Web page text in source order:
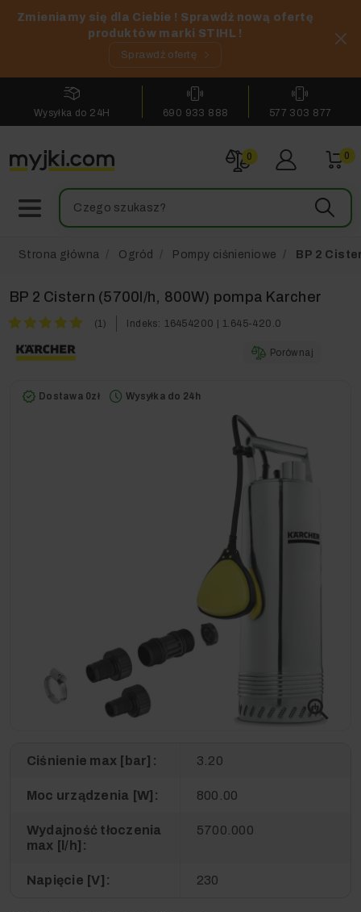
Zmieniamy się dla Ciebie ! Sprawdź nową ofertę
produktów marki STIHL !
Sprawdź ofertę
Wysyłka do 24H 690 933 888 577 303 877
0 0
Strona główna Ogród Pompy ciśnieniowe BP 2
BP 2 Cistern (5700l/h, 800W) pompa Karcher
(1) Indeks: 16454200 | 1.645-420.0
Porównaj
Dostawa 0zł Wysyłka do 24h
zoom_in
Ciśnienie max [bar]: 3.20
Moc urządzenia [W]: 800.00
Wydajność tłoczenia
max [l/h]:
5700.000
Napięcie [V]: 230